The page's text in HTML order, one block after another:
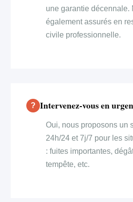
une garantie décennale.
également assurés en
civile professionnelle.
Intervenez-vous en
Oui, nous proposons un
24h/24 et 7j/7 pour les
: fuites importantes,
tempête, etc.